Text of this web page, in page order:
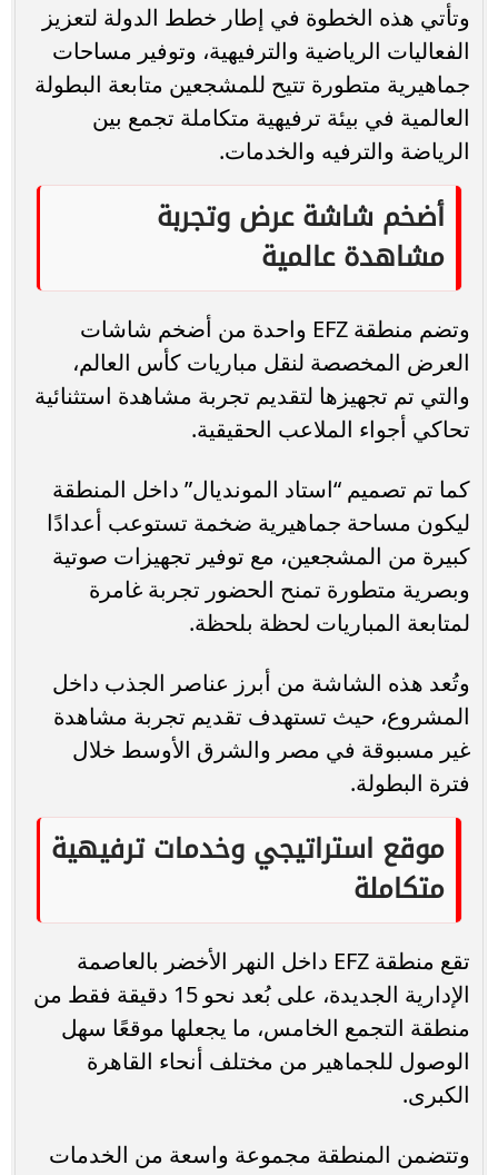
وتأتي هذه الخطوة في إطار خطط الدولة لتعزيز
الفعاليات الرياضية والترفيهية، وتوفير مساحات
جماهيرية متطورة تتيح للمشجعين متابعة البطولة
العالمية في بيئة ترفيهية متكاملة تجمع بين
الرياضة والترفيه والخدمات.
أضخم شاشة عرض وتجربة
مشاهدة عالمية
وتضم منطقة EFZ واحدة من أضخم شاشات
العرض المخصصة لنقل مباريات كأس العالم،
والتي تم تجهيزها لتقديم تجربة مشاهدة استثنائية
تحاكي أجواء الملاعب الحقيقية.
كما تم تصميم “استاد المونديال” داخل المنطقة
ليكون مساحة جماهيرية ضخمة تستوعب أعدادًا
كبيرة من المشجعين، مع توفير تجهيزات صوتية
وبصرية متطورة تمنح الحضور تجربة غامرة
لمتابعة المباريات لحظة بلحظة.
وتُعد هذه الشاشة من أبرز عناصر الجذب داخل
المشروع، حيث تستهدف تقديم تجربة مشاهدة
غير مسبوقة في مصر والشرق الأوسط خلال
فترة البطولة.
موقع استراتيجي وخدمات ترفيهية
متكاملة
تقع منطقة EFZ داخل النهر الأخضر بالعاصمة
الإدارية الجديدة، على بُعد نحو 15 دقيقة فقط من
منطقة التجمع الخامس، ما يجعلها موقعًا سهل
الوصول للجماهير من مختلف أنحاء القاهرة
الكبرى.
وتتضمن المنطقة مجموعة واسعة من الخدمات